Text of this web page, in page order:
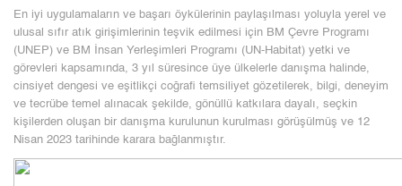
En iyi uygulamaların ve başarı öykülerinin paylaşılması yoluyla yerel ve
ulusal sıfır atık girişimlerinin teşvik edilmesi için BM Çevre Programı
(UNEP) ve BM İnsan Yerleşimleri Programı (UN-Habitat) yetki ve
görevleri kapsamında, 3 yıl süresince üye ülkelerle danışma halinde,
cinsiyet dengesi ve eşitlikçi coğrafi temsiliyet gözetilerek, bilgi, deneyim
ve tecrübe temel alınacak şekilde, gönüllü katkılara dayalı, seçkin
kişilerden oluşan bir danışma kurulunun kurulması görüşülmüş ve 12
Nisan 2023 tarihinde karara bağlanmıştır.